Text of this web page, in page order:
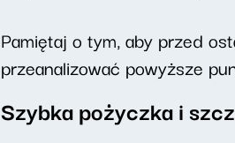
Pamiętaj o tym, aby przed
przeanalizować powyższe
Szybka pożyczka i